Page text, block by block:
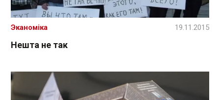
Нешта не так
Эканоміка 19.11.2015